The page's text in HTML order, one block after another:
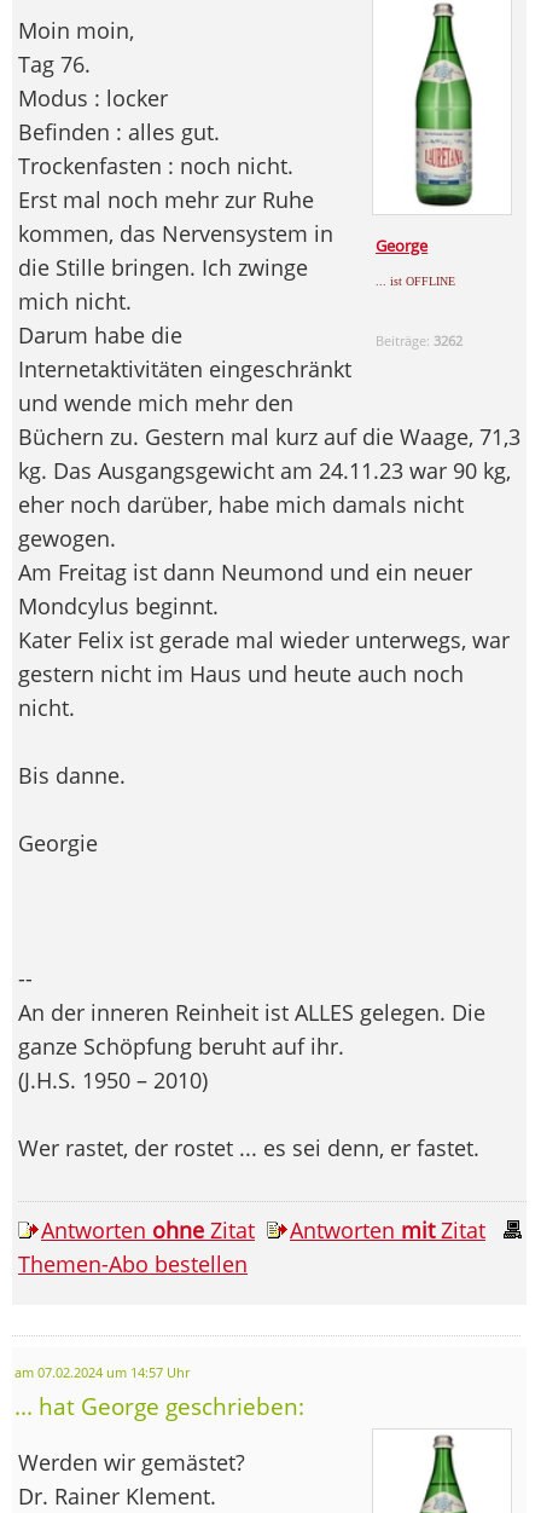
George
... ist OFFLINE
Beiträge: 3262
Moin moin,
Tag 76.
Modus : locker
Befinden : alles gut.
Trockenfasten : noch nicht.
Erst mal noch mehr zur Ruhe
kommen, das Nervensystem in
die Stille bringen. Ich zwinge
mich nicht.
Darum habe die
Internetaktivitäten eingeschränkt
und wende mich mehr den
Büchern zu. Gestern mal kurz auf die Waage, 71,3
kg. Das Ausgangsgewicht am 24.11.23 war 90 kg,
eher noch darüber, habe mich damals nicht
gewogen.
Am Freitag ist dann Neumond und ein neuer
Mondcylus beginnt.
Kater Felix ist gerade mal wieder unterwegs, war
gestern nicht im Haus und heute auch noch
nicht.
Bis danne.
Georgie
--
An der inneren Reinheit ist ALLES gelegen. Die
ganze Schöpfung beruht auf ihr.
(J.H.S. 1950 – 2010)
Wer rastet, der rostet ... es sei denn, er fastet.
Antworten ohne Zitat Antworten mitZitat
Themen-Abo bestellen
am 07.02.2024 um 14:57 Uhr
... hat George geschrieben:
Werden wir gemästet?
Dr. Rainer Klement.